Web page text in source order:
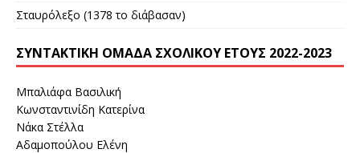
Σταυρόλεξο (1378 το διάβασαν)
ΣΥΝΤΑΚΤΙΚΉ ΟΜΆΔΑ ΣΧΟΛΙΚΟΎ ΈΤΟΥΣ 2022-2023
Μπαλιάφα Βασιλική
Κωνσταντινίδη Κατερίνα
Νάκα Στέλλα
Αδαμοπούλου Ελένη